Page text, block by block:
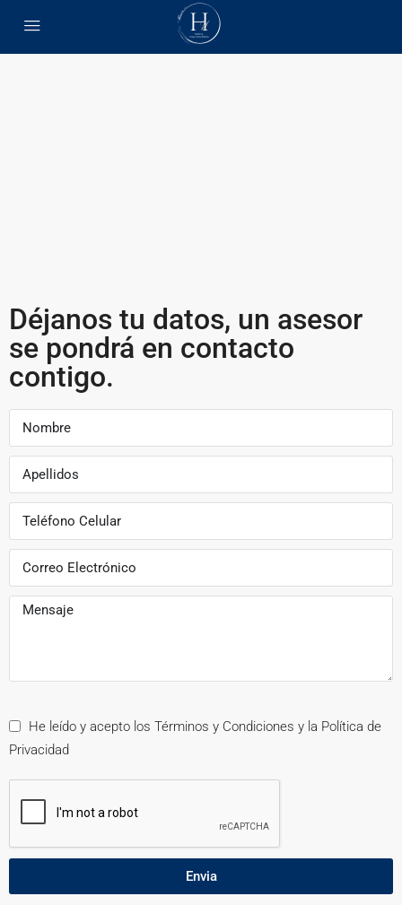
Déjanos tu datos, un asesor
se pondrá en contacto
contigo.
He leído y acepto los Términos y Condiciones y la Política de
Privacidad
Envia